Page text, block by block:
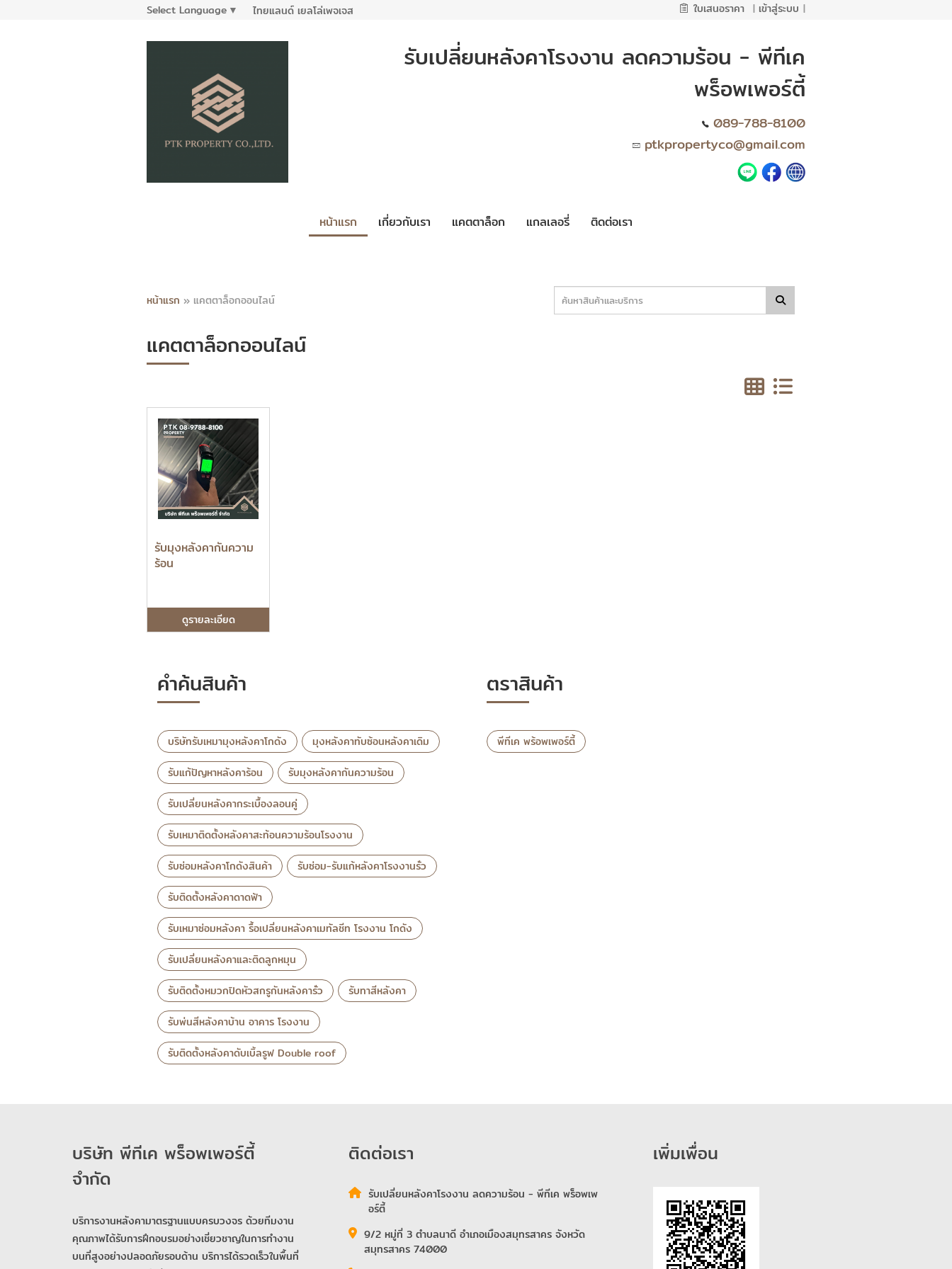
Select Language ▼ ไทยแลนด์ เยลโล่เพจเจส ใบเสนอราคา | เข้าสู่ระบบ |
รับเปลี่ยนหลังคาโรงงาน ลดความร้อน - พีทีเค
พร็อพเพอร์ตี้
089-788-8100
ptkpropertyco@gmail.com
หน้าแรก เกี่ยวกับเรา แคตตาล็อก แกลเลอรี่ ติดต่อเรา
หน้าแรก » แคตตาล็อกออนไลน์
แคตตาล็อกออนไลน์
รับมุงหลังคากันความ
ร้อน
ดูรายละเอียด
คำค้นสินค้า
บริษัทรับเหมามุงหลังคาโกดัง
มุงหลังคาทับซ้อนหลังคาเดิม
รับแก้ปัญหาหลังคาร้อน
รับมุงหลังคากันความร้อน
รับเปลี่ยนหลังคากระเบื้องลอนคู่
รับเหมาติดตั้งหลังคาสะท้อนความร้อนโรงงาน
รับซ่อมหลังคาโกดังสินค้า
รับซ่อม-รับแก้หลังคาโรงงานรั่ว
รับติดตั้งหลังคาดาดฟ้า
รับเหมาซ่อมหลังคา รื้อเปลี่ยนหลังคาเมทัลชีท โรงงาน โกดัง
รับเปลี่ยนหลังคาและติดลูกหมุน
รับติดตั้งหมวกปิดหัวสกรูกันหลังคารั่ว
รับทาสีหลังคา
รับพ่นสีหลังคาบ้าน อาคาร โรงงาน
รับติดตั้งหลังคาดับเบิ้ลรูฟ Double roof
ตราสินค้า
พีทีเค พร้อพเพอร์ตี้
บริษัท พีทีเค พร็อพเพอร์ตี้
จำกัด
บริการงานหลังคามาตรฐานแบบครบวงจร ด้วยทีมงาน
คุณภาพได้รับการฝึกอบรมอย่างเชี่ยวชาญในการทำงาน
บนที่สูงอย่างปลอดภัยรอบด้าน บริการได้รวดเร็วในพื้นที่
ติดต่อเรา
รับเปลี่ยนหลังคาโรงงาน ลดความร้อน - พีทีเค พร็อพเพ
อร์ตี้
9/2 หมู่ที่ 3 ตำบลนาดี อำเภอเมืองสมุทรสาคร จังหวัด
สมุทรสาคร 74000
เพิ่มเพื่อน